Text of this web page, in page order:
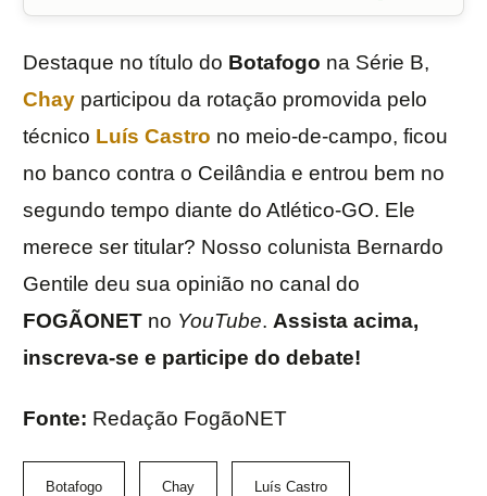
Destaque no título do Botafogo na Série B,
Chay participou da rotação promovida pelo
técnico Luís Castro no meio-de-campo, ficou
no banco contra o Ceilândia e entrou bem no
segundo tempo diante do Atlético-GO. Ele
merece ser titular? Nosso colunista Bernardo
Gentile deu sua opinião no canal do
FOGÃONET no YouTube. Assista acima,
inscreva-se e participe do debate!
Fonte: Redação FogãoNET
Botafogo Chay Luís Castro